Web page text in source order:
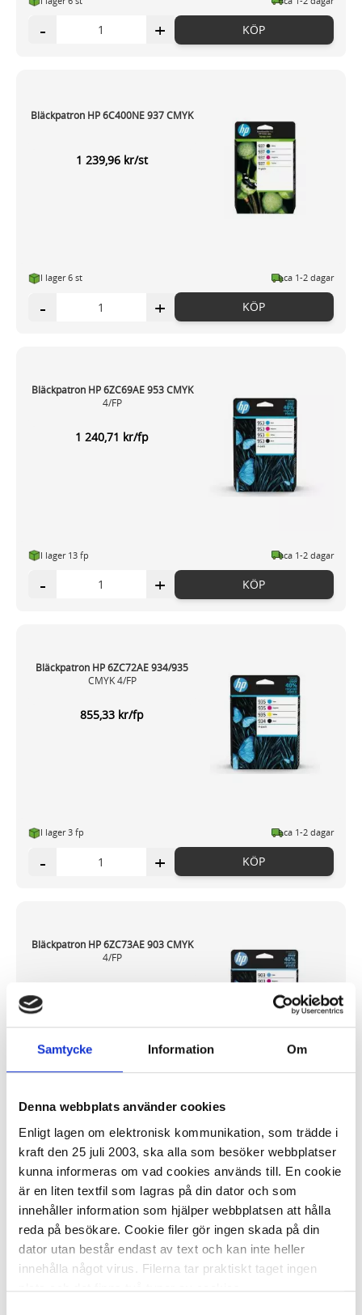
Samtycke Information Om
Denna webbplats använder cookies
Enligt lagen om elektronisk kommunikation, som trädde i
kraft den 25 juli 2003, ska alla som besöker webbplatser
kunna informeras om vad cookies används till. En cookie
är en liten textfil som lagras på din dator och som
innehåller information som hjälper webbplatsen att hålla
reda på besökare. Cookie filer gör ingen skada på din
dator utan består endast av text och kan inte heller
innehålla något virus. Filerna tar praktiskt taget ingen
plats och det finns två typer av cookies.
- + KÖP
Bläckpatron HP 6C400NE 937 CMYK
1 239,96 kr/st
I lager 6 st ca 1-2 dagar
- + KÖP
Bläckpatron HP 6ZC69AE 953 CMYK
4/FP
1 240,71 kr/fp
I lager 13 fp ca 1-2 dagar
- + KÖP
Bläckpatron HP 6ZC72AE 934/935
CMYK 4/FP
855,33 kr/fp
I lager 3 fp ca 1-2 dagar
- + KÖP
Bläckpatron HP 6ZC73AE 903 CMYK
4/FP
På externt lager
- + KÖP
Bläckpatron HP 6ZC74AE 912 CMYK
4/FP
502,67 kr/fp